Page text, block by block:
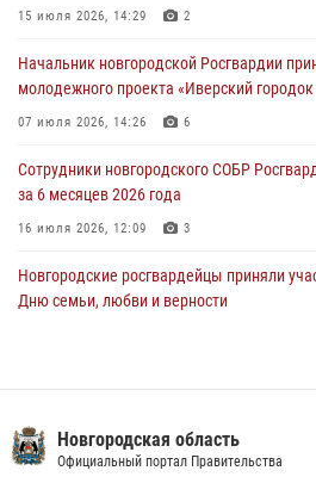
Новгородские росгвардейцы задержали
Телесюжет в программе "Новгородское
Новости часа." от 29 июля 2026 года.
29 июля 2026, 12:54 1
15 июля 2026, 14:29 2
Начальник новгородской Росгвардии
молодежного проекта «Иверский
07 июля 2026, 14:26 6
Сотрудники новгородского СОБР
за 6 месяцев 2026 года
16 июля 2026, 12:09 3
Новгородские росгвардейцы приняли
Дню семьи, любви и верности
04 августа 2026, 09:13 5
Новгородская область
Официальный портал Правительства